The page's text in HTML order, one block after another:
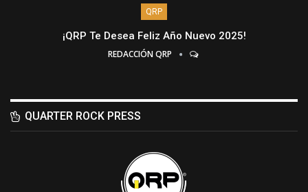
QRP
¡QRP Te Desea Feliz Año Nuevo 2025!
REDACCIÓN QRP
QUARTER ROCK PRESS